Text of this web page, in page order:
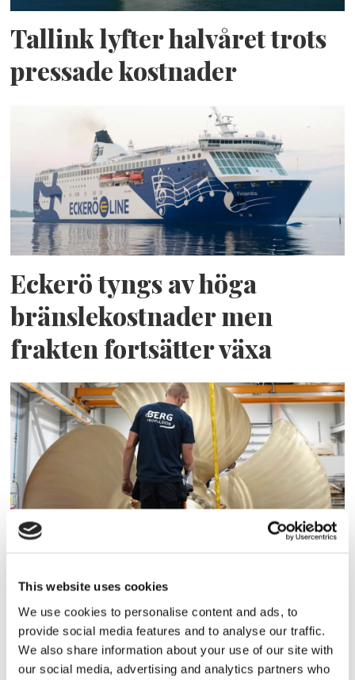
This website uses cookies
We use cookies to personalise content and ads, to
provide social media features and to analyse our traffic.
We also share information about your use of our site with
our social media, advertising and analytics partners who
Tallink lyfter halvåret trots
pressade kostnader
Eckerö tyngs av höga
bränslekostnader men
frakten fortsätter växa
Maritime köper Berg
Propulsion